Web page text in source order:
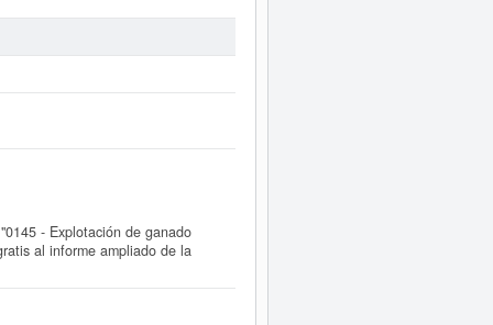
- Explotación de ganado
al informe ampliado de la